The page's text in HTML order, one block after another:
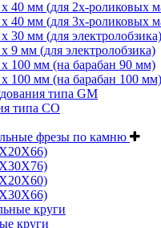
40 мм (для 2х-роликовых
40 мм (для 3х-роликовых
30 мм (для электролобзика)
9 мм (для электролобзика)
100 мм (на барабан 90 мм)
100 мм (на барабан 100 мм)
типа GM
типа СО
фрезы по камню
круги
круги